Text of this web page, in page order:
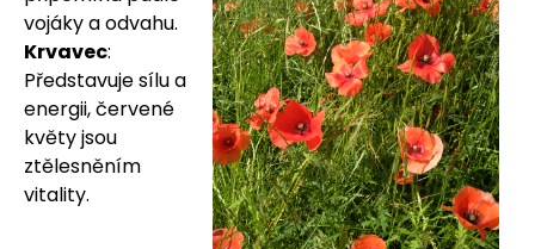
vojáky a odvahu.
Krvavec:
Představuje sílu a
energii, červené
květy jsou
ztělesněním
vitality.
?
HLEDAT